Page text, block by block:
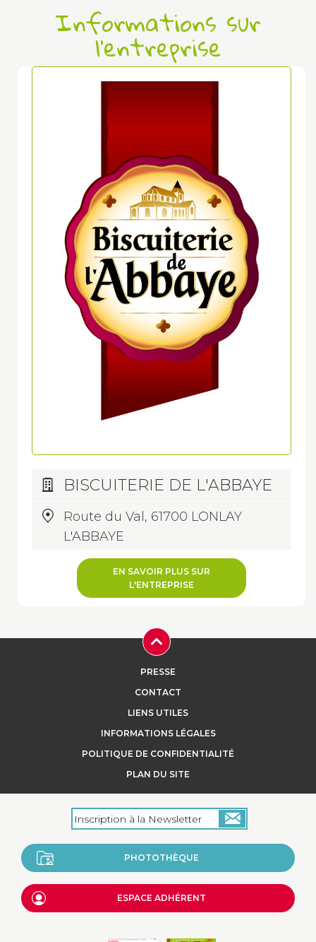
Informations sur
l'entreprise
BISCUITERIE DE L'ABBAYE
Route du Val, 61700 LONLAY
L'ABBAYE
EN SAVOIR PLUS SUR
L'ENTREPRISE
PRESSE
CONTACT
LIENS UTILES
INFORMATIONS LÉGALES
POLITIQUE DE CONFIDENTIALITÉ
PLAN DU SITE
PHOTOTHÈQUE
ESPACE ADHÉRENT